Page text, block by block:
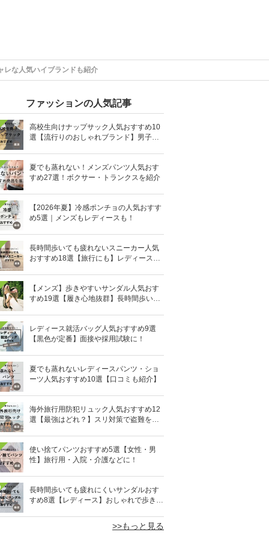
レな人気ハイブランドも紹介
ファッションの人気記事
高校生向けナップサック人気おすすめ10
選【流行りのおしゃれブランド】男子・
夏でも蒸れない！メンズパンツ人気おす
すめ27選！ボクサー・トランクスを紹介
【2026年夏】冷感ポンチョの人気おすす
め5選｜メンズもレディースも！
長時間歩いても疲れないスニーカー人気
おすすめ18選【旅行にも】レディース・
【メンズ】歩きやすいサンダル人気おす
すめ19選【履き心地抜群】長時間歩いて
レディース就活バッグ人気おすすめ9選
【黒色が定番】面接や採用試験に！
夏でも蒸れないレディースパンツ・ショ
ーツ人気おすすめ10選【口コミも紹介】
海外旅行用防犯リュック人気おすすめ12
選【最強はどれ？】スリ対策で盗難を防
使い捨てパンツおすすめ5選【女性・男
性】旅行用・入院・介護などに！
長時間歩いても疲れにくいサンダルおす
すめ8選【レディース】おしゃれで歩きや
>>もっと見る